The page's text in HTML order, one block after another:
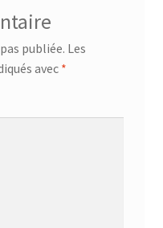
publiée. Les
avec *